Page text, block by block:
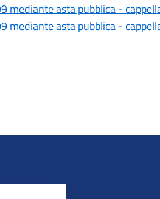
mediante asta pubblica -
mediante asta pubblica -